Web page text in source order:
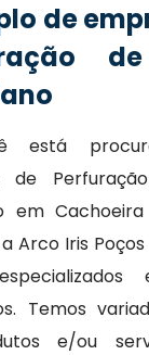
de
está
de
em
Arco Iris
Temos
e/ou